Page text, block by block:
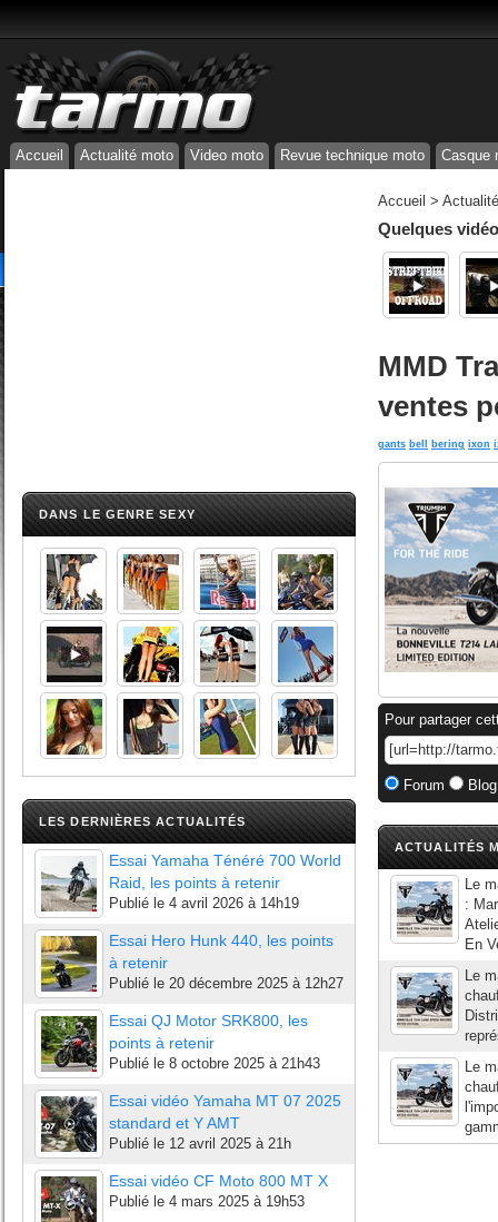
Accueil Actualité moto Video moto Revue technique moto Casque
DANS LE GENRE SEXY
LES DERNIÈRES ACTUALITÉS
Essai Yamaha Ténéré 700 World
Raid, les points à retenir
Publié le 4 avril 2026 à 14h19
Essai Hero Hunk 440, les points
à retenir
Publié le 20 décembre 2025 à 12h27
Essai QJ Motor SRK800, les
points à retenir
Publié le 8 octobre 2025 à 21h43
Essai vidéo Yamaha MT 07 2025
standard et Y AMT
Publié le 12 avril 2025 à 21h
Essai vidéo CF Moto 800 MT X
Publié le 4 mars 2025 à 19h53
Accueil >
Quelques
MMD
ventes
gants bell bering ixon
Pour partager
Forum
ACTUALITÉS
Le
:
En
Le
Le